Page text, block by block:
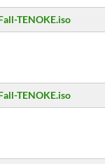
TENOKE.iso
TENOKE.iso